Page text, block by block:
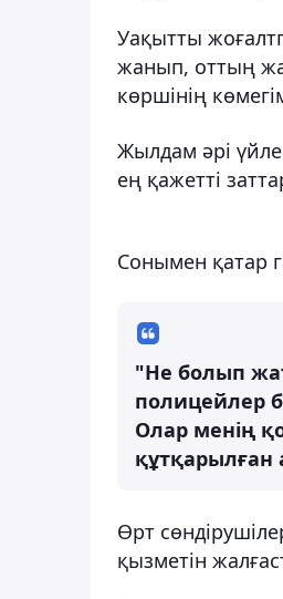
Уақытты
жанып, оттың
көршінің
Жылдам әрі
ең қажетті
Сонымен қатар
"Не болып
полицейлер
Олар менің
құтқарылған
Өрт
қызметін